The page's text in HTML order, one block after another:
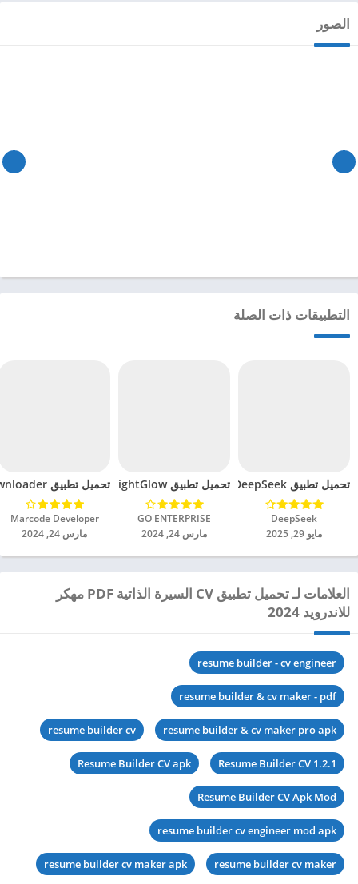
الصور
التطبيقات ذات الصلة
تحميل تطبيق DeepSeek مهكر للاندرويد 2025
DeepSeek‏
مايو 29, 2025
تحميل تطبيق BrightGlow مهكر للاندرويد 2024
GO ENTERPRISE‏
مارس 24, 2024
تحميل تطبيق mp4 video downloader مهكر للاندرويد 2024
Marcode Developer‏
مارس 24, 2024
العلامات لـ تحميل تطبيق CV السيرة الذاتية PDF مهكر
للاندرويد 2024
resume builder - cv engineer
resume builder & cv maker - pdf
resume builder & cv maker pro apk
resume builder cv
Resume Builder CV 1.2.1
Resume Builder CV apk
Resume Builder CV Apk Mod
resume builder cv engineer mod apk
resume builder cv maker
resume builder cv maker apk